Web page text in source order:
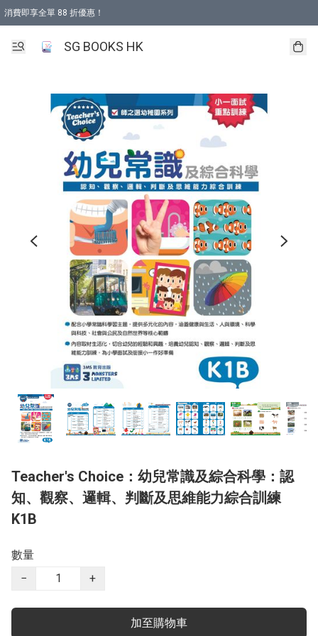
消費即享全單 88 折優惠！
SG BOOKS HK
Teacher's Choice：幼兒常識及綜合科學：認
知、觀察、邏輯、判斷及思維能力綜合訓練
K1B
數量
−
+
加至購物車